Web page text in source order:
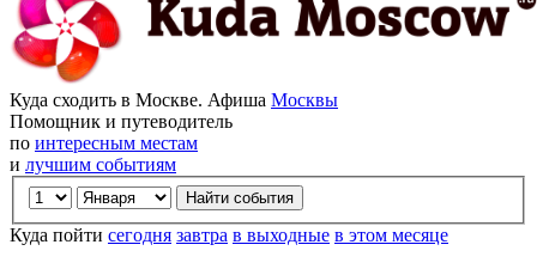
Куда сходить в Москве. Афиша Москвы
Помощник и путеводитель
по интересным местам
и лучшим событиям
Куда пойти сегодня завтра в выходные в этом месяце